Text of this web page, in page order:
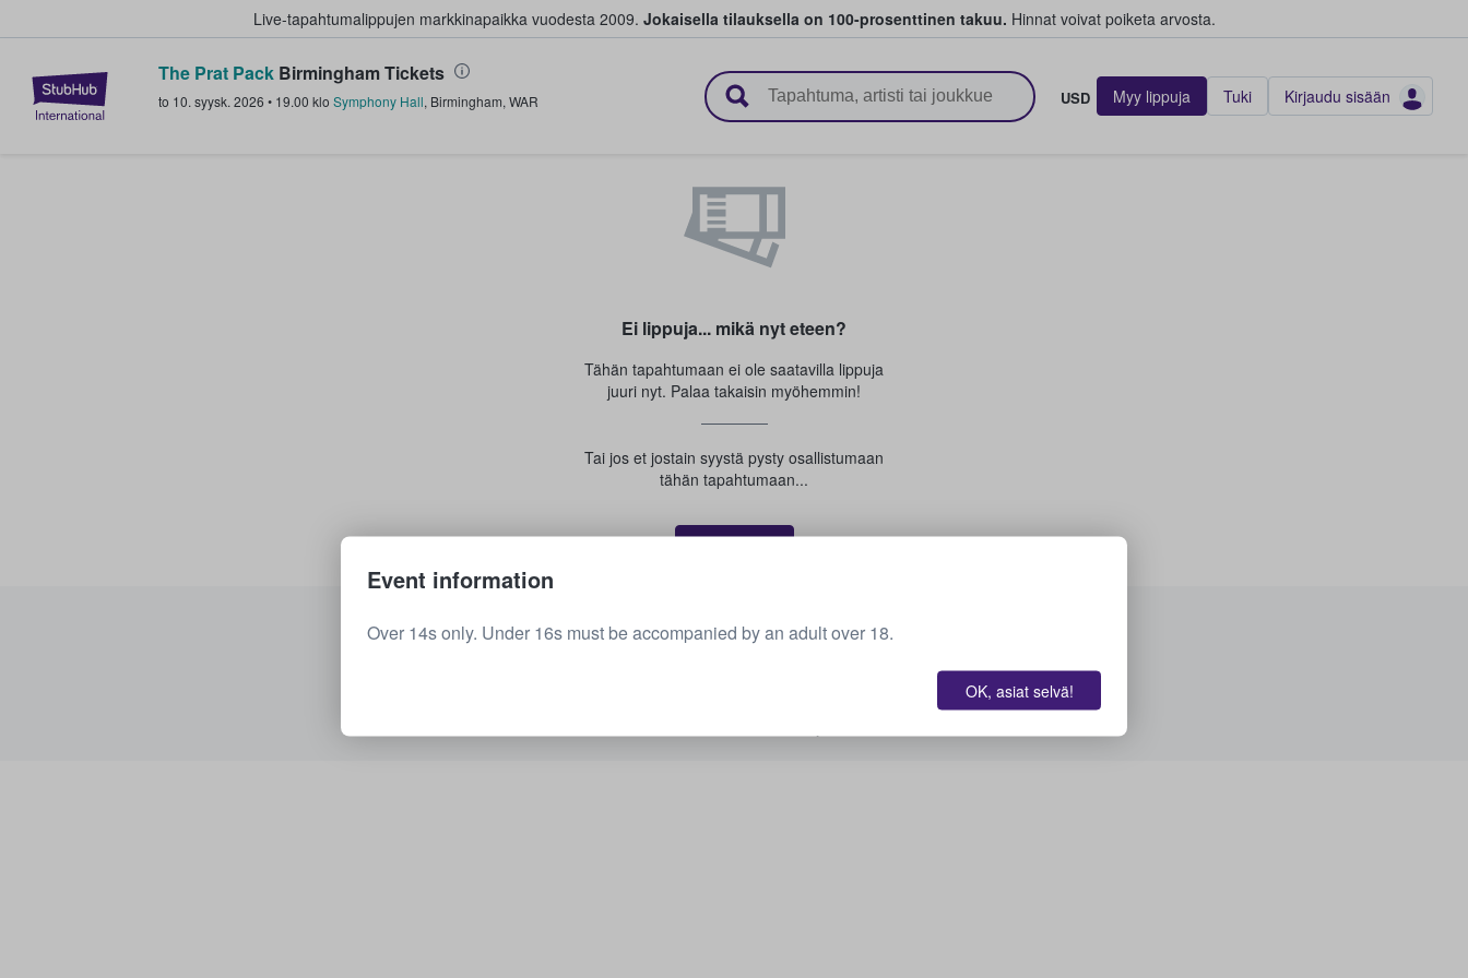
Live-tapahtumalippujen markkinapaikka vuodesta 2009. Jokaisella tilauksella on 100-prosenttinen takuu. Hinnat voivat poiketa arvosta.
StubHub - missä fanit ostavat ja myyvät lippuja
The Prat Pack Birmingham Tickets
to 10. syysk. 2026 • 19.00 klo Symphony Hall, Birmingham, WAR USD Myy lippuja Tuki Kirjaudu sisään
Ei lippuja... mikä nyt eteen?
Tähän tapahtumaan ei ole saatavilla lippuja
juuri nyt. Palaa takaisin myöhemmin!
Tai jos et jostain syystä pysty osallistumaan
tähän tapahtumaan...
Näytä kaikki tulevat tapahtumat
Event information
Over 14s only. Under 16s must be accompanied by an adult over 18.
OK, asiat selvä!